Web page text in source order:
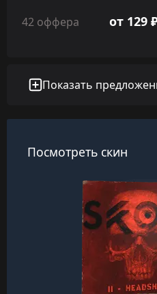
42 оффера от 129
Показать
Посмотреть скин